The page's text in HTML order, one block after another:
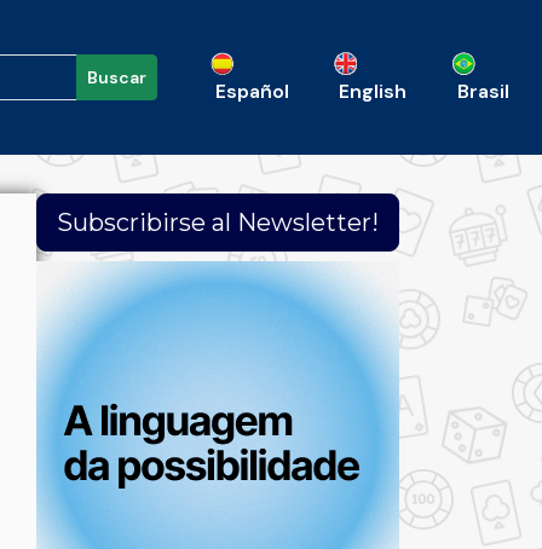
Buscar
Español English Brasil
Subscribirse al Newsletter!